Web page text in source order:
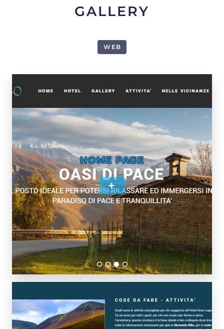
GALLERY
WEB
HOME PAGE
+